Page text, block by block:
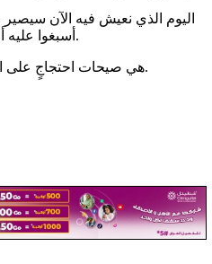
اليوم الذي نعيش فيه الآن سيصير
أسبغوا عليه أوهام التقديس، كما يفعلون اليوم.
هي صيحات احتجاجٍ على الحاضر، بصوت الماضي الموهوم.